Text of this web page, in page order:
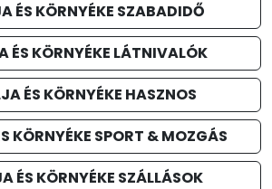
ÉS KÖRNYÉKE SZABADIDŐ
ÉS KÖRNYÉKE LÁTNIVALÓK
ÉS KÖRNYÉKE HASZNOS
KÖRNYÉKE SPORT & MOZGÁS
ÉS KÖRNYÉKE SZÁLLÁSOK